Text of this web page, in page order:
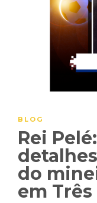
BLOG
Rei
do
em Três